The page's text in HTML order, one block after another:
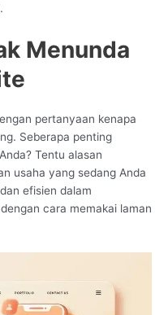
Menunda
pertanyaan kenapa
Seberapa penting
Tentu alasan
usaha yang sedang Anda
efisien dalam
cara memakai laman